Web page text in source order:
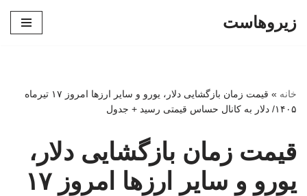
زیروهاست
خانه »
قیمت زمان بازگشایی دلار، یورو و سایر ارزها امروز ۱۷ تیرماه
۱۴۰۵/ دلار به کانال حساس قیمتی رسید + جدول
قیمت زمان بازگشایی دلار،
یورو و سایر ارزها امروز ۱۷